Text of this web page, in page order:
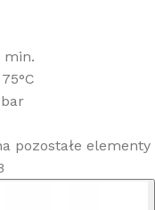
min.
pozostałe elementy